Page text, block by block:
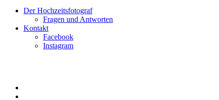
Der Hochzeitsfotograf
Fragen und Antworten
Kontakt
Facebook
Instagram